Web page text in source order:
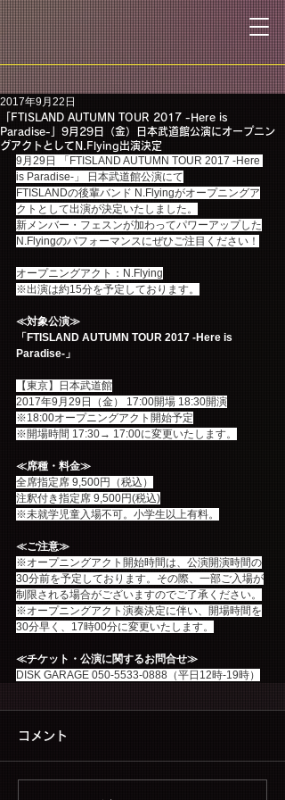
「FTISLAND AUTUMN TOUR 2017 -Here is
Paradise-」9月29日（金）日本武道館公演にオープニン
グアクトとしてN.Flying出演決定
2017年9月22日
9月29日 「FTISLAND AUTUMN TOUR 2017 -Here
is Paradise-」 日本武道館公演にて
FTISLANDの後輩バンド N.Flyingがオープニングア
クトとして出演が決定いたしました。
新メンバー・フェスンが加わってパワーアップした
N.Flyingのパフォーマンスにぜひご注目ください！
オープニングアクト：N.Flying
※出演は約15分を予定しております。
≪対象公演≫
「FTISLAND AUTUMN TOUR 2017 -Here is
Paradise-」
【東京】日本武道館
2017年9月29日（金） 17:00開場 18:30開演
※18:00オープニングアクト開始予定
※開場時間 17:30→ 17:00に変更いたします。
≪席種・料金≫
全席指定席 9,500円（税込）
注釈付き指定席 9,500円(税込)
※未就学児童入場不可。小学生以上有料。
≪ご注意≫
※オープニングアクト開始時間は、公演開演時間の
30分前を予定しております。その際、一部ご入場が
制限される場合がございますのでご了承ください。
※オープニングアクト演奏決定に伴い、開場時間を
30分早く、17時00分に変更いたします。
≪チケット・公演に関するお問合せ≫
DISK GARAGE 050-5533-0888（平日12時-19時）
コメント